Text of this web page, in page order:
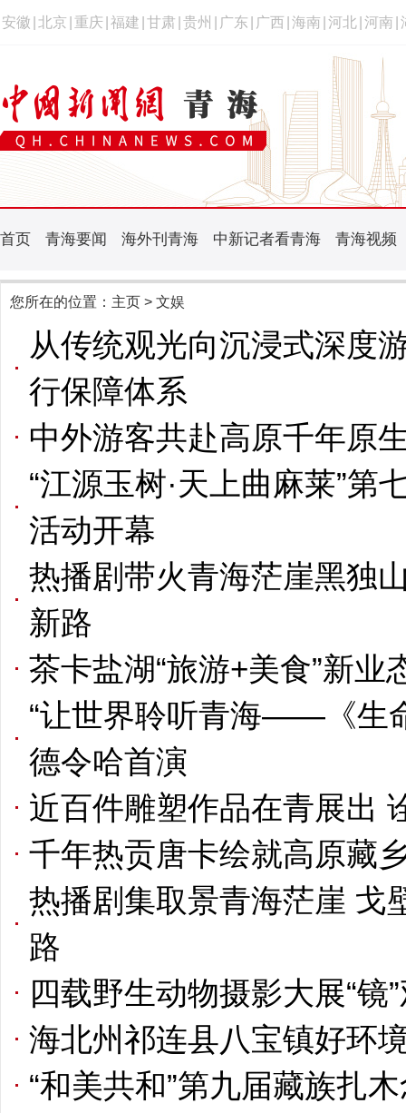
安徽 北京 重庆 福建 甘肃 贵州 广东 广西 海南 河北 河南
首页 青海要闻 海外刊青海 中新记者看青海 青海视频
您所在的位置： 主页 > 文娱
从传统观光向沉浸式深度
行保障体系
中外游客共赴高原千年原
“江源玉树·天上曲麻莱”第
活动开幕
热播剧带火青海茫崖黑独
新路
茶卡盐湖“旅游+美食”新业
“让世界聆听青海——《生
德令哈首演
近百件雕塑作品在青展出
千年热贡唐卡绘就高原藏
热播剧集取景青海茫崖 戈
路
四载野生动物摄影大展“镜
海北州祁连县八宝镇好环
“和美共和”第九届藏族扎